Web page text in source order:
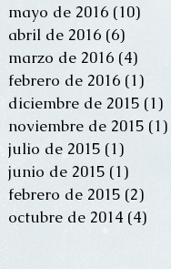
mayo de 2016 (10)
abril de 2016 (6)
marzo de 2016 (4)
febrero de 2016 (1)
diciembre de 2015 (1)
noviembre de 2015 (1)
julio de 2015 (1)
junio de 2015 (1)
febrero de 2015 (2)
octubre de 2014 (4)